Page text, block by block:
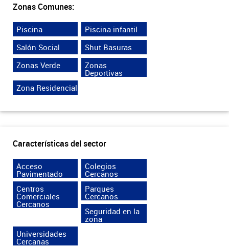
Zonas Comunes:
Piscina
Piscina infantil
Salón Social
Shut Basuras
Zonas Verde
Zonas
Deportivas
Zona Residencial
Características del sector
Acceso
Pavimentado
Colegios
Cercanos
Centros
Comerciales
Cercanos
Parques
Cercanos
Seguridad en la
zona
Universidades
Cercanas